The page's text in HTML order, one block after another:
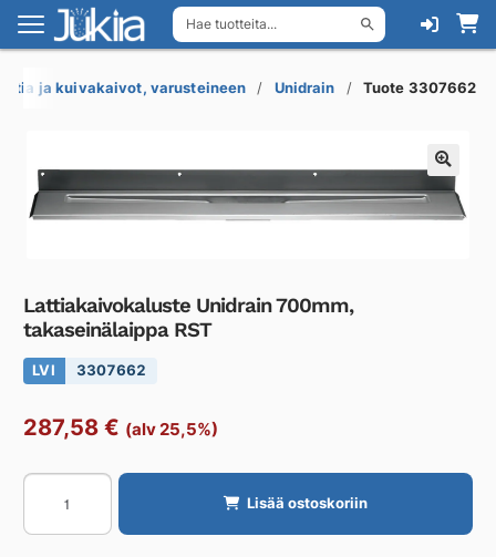
Hae tuotteita...
Siirry
navigointiin
Siirry
sisältöön
ja kuivakaivot, varusteineen Unidrain Tuote 3307662
Lattiakaivokaluste Unidrain 700mm,
takaseinälaippa RST
LVI 3307662
287,58 € (alv 25,5%)
Lattiakaivokaluste
Unidrain
700mm,
Lisää ostoskoriin